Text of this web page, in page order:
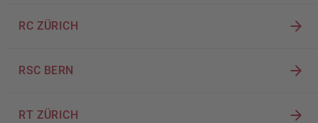
RC ZÜRICH
RSC BERN
RT ZÜRICH